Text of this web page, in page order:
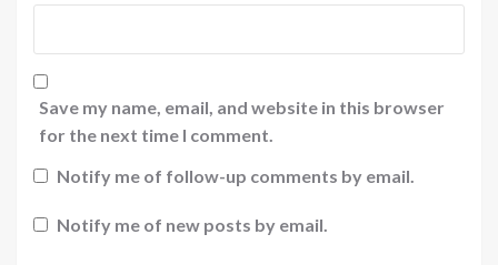
Save my name, email, and website in this browser
for the next time I comment.
Notify me of follow-up comments by email.
Notify me of new posts by email.